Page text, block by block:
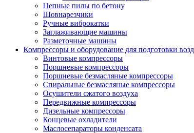
Цепные пилы по бетону
Шовнарезчики
Ручные виброкатки
Заглаживающие машины
Разметочные машины
Компрессоры и оборудование для подготовки
Винтовые компрессоры
Поршневые компрессоры
Поршневые безмасляные компрессоры
Спиральные безмасляные компрессоры
Осушители сжатого воздуха
Передвижные компрессоры
Дизельные компрессоры
Концевые охладители
Маслосепараторы конденсата